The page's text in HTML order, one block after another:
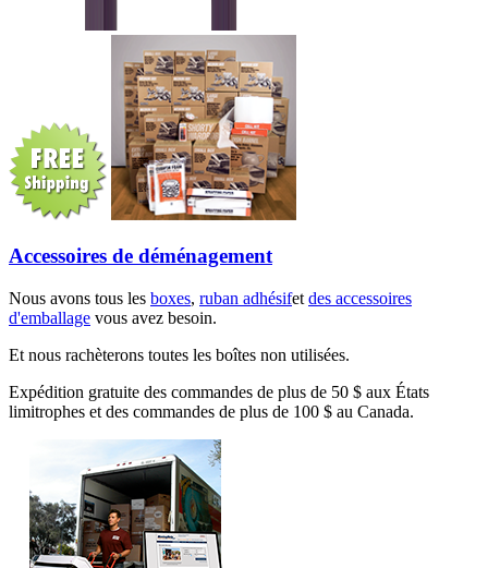
Accessoires de déménagement
Nous avons tous les boxes, ruban adhésifet des accessoires
d'emballage vous avez besoin.
Et nous rachèterons toutes les boîtes non utilisées.
Expédition gratuite des commandes de plus de 50 $ aux États
limitrophes et des commandes de plus de 100 $ au Canada.